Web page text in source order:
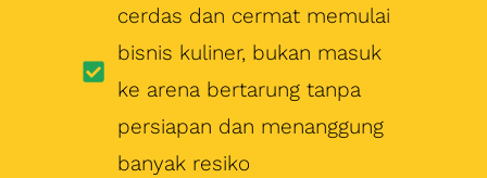
cerdas dan cermat memulai
bisnis kuliner, bukan masuk
ke arena bertarung tanpa
persiapan dan menanggung
banyak resiko